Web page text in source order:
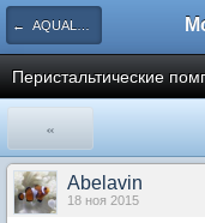
← AQUALABTRONIX - Ваш аквариум станет умнее.
Перистальтические
«
Abelavin
18 ноя 2015